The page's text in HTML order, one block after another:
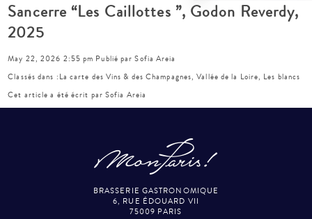
Sancerre “Les Caillottes ”, Godon Reverdy,
2025
May 22, 2026 2:55 pm Publié parSofia Areia
Classés dans : La carte des Vins & des Champagnes,Vallée de la Loire, Les blancs
Cet article a été écrit par Sofia Areia
BRASSERIE GASTRONOMIQUE
6, RUE ÉDOUARD VII
75009 PARIS